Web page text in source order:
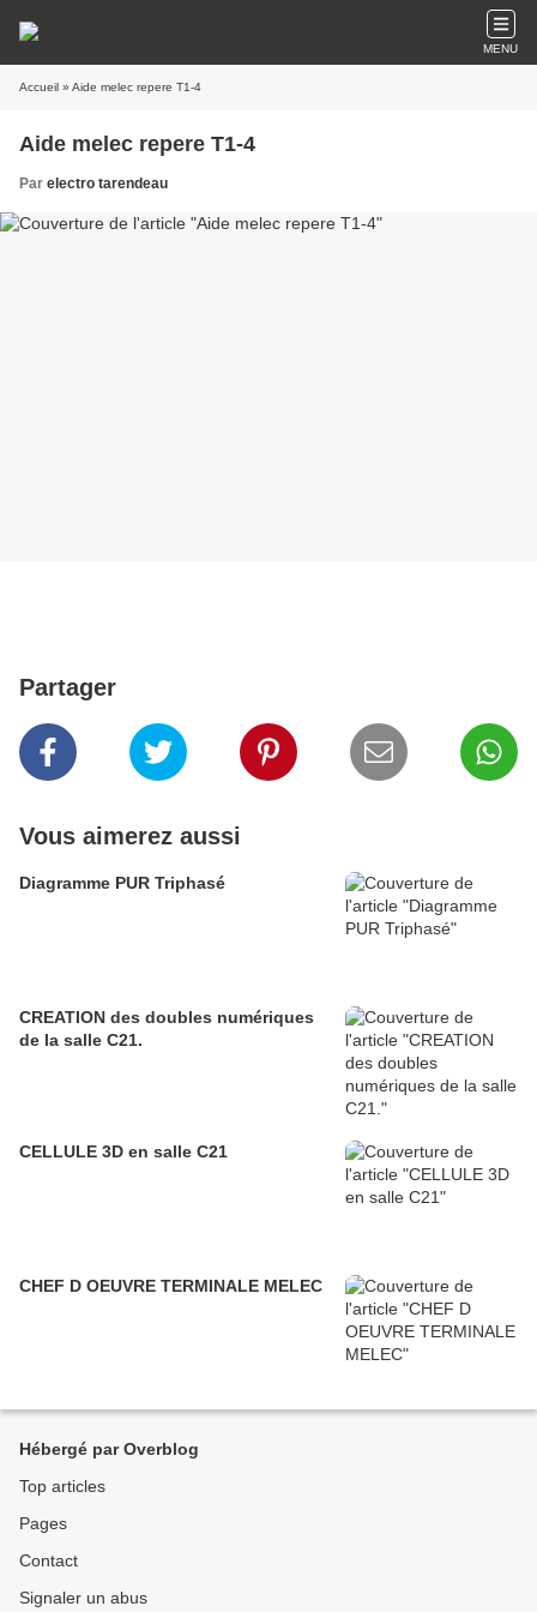
MENU
Accueil » Aide melec repere T1-4
Aide melec repere T1-4
Par electro tarendeau
Partager
Vous aimerez aussi
Diagramme PUR Triphasé
CREATION des doubles numériques
de la salle C21.
CELLULE 3D en salle C21
CHEF D OEUVRE TERMINALE MELEC
Hébergé par Overblog
Top articles
Pages
Contact
Signaler un abus